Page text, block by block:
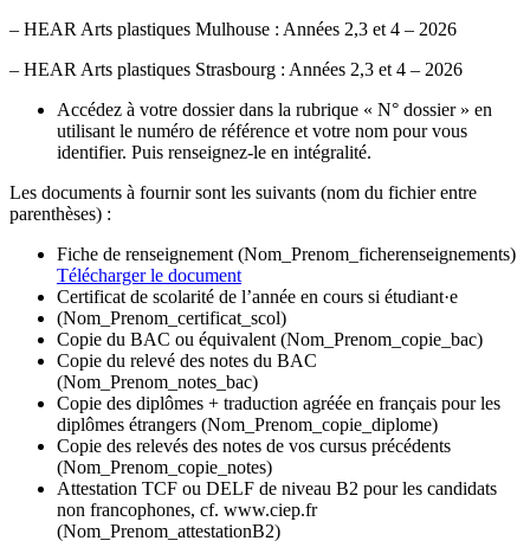
– HEAR Arts plastiques Mulhouse : Années 2,3 et 4 – 2026
– HEAR Arts plastiques Strasbourg : Années 2,3 et 4 – 2026
Accédez à votre dossier dans la rubrique « N° dossier » en
utilisant le numéro de référence et votre nom pour vous
identifier. Puis renseignez-le en intégralité.
Les documents à fournir sont les suivants (nom du fichier entre
parenthèses) :
Fiche de renseignement (Nom_Prenom_ficherenseignements)
Télécharger le document
Certificat de scolarité de l’année en cours si étudiant·e
(Nom_Prenom_certificat_scol)
Copie du BAC ou équivalent (Nom_Prenom_copie_bac)
Copie du relevé des notes du BAC
(Nom_Prenom_notes_bac)
Copie des diplômes + traduction agréée en français pour les
diplômes étrangers (Nom_Prenom_copie_diplome)
Copie des relevés des notes de vos cursus précédents
(Nom_Prenom_copie_notes)
Attestation TCF ou DELF de niveau B2 pour les candidats
non francophones, cf. www.ciep.fr
(Nom_Prenom_attestationB2)